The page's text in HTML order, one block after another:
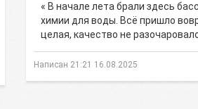
« В начале лета брали здесь
химии для воды. Всё пришло
целая, качество не
Написан 21:21 16.08.2025